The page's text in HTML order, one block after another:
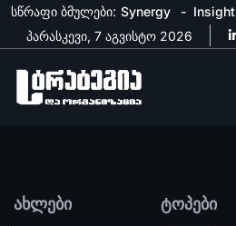
სწრაფი ბმულები: Synergy
Insight
პარასკევი, 7 აგვისტო 2026
ახლები ტოპები